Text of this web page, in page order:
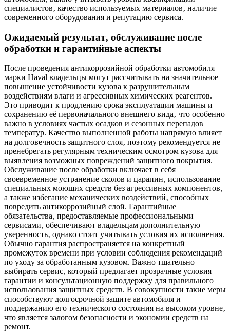
специалистов‚ качество используемых материалов‚ наличие
современного оборудования и репутацию сервиса.
Ожидаемый результат‚ обслуживание после
обработки и гарантийные аспекты
После проведения антикоррозийной обработки автомобиля
марки Haval владельцы могут рассчитывать на значительное
повышение устойчивости кузова к разрушительным
воздействиям влаги и агрессивных химических реагентов.
Это приводит к продлению срока эксплуатации машины и
сохранению её первоначального внешнего вида‚ что особенно
важно в условиях частых осадков и сезонных перепадов
температур. Качество выполненной работы напрямую влияет
на долговечность защитного слоя‚ поэтому рекомендуется не
пренебрегать регулярным техническим осмотром кузова для
выявления возможных повреждений защитного покрытия.
Обслуживание после обработки включает в себя
своевременное устранение сколов и царапин‚ использование
специальных моющих средств без агрессивных компонентов‚
а также избегание механических воздействий‚ способных
повредить антикоррозийный слой. Гарантийные
обязательства‚ предоставляемые профессиональными
сервисами‚ обеспечивают владельцам дополнительную
уверенность‚ однако стоит учитывать условия их исполнения.
Обычно гарантия распространяется на конкретный
промежуток времени при условии соблюдения рекомендаций
по уходу за обработанным кузовом. Важно тщательно
выбирать сервис‚ который предлагает прозрачные условия
гарантии и консультационную поддержку для правильного
использования защитных средств. В совокупности такие меры
способствуют долгосрочной защите автомобиля и
поддержанию его технического состояния на высоком уровне‚
что является залогом безопасности и экономии средств на
ремонт.